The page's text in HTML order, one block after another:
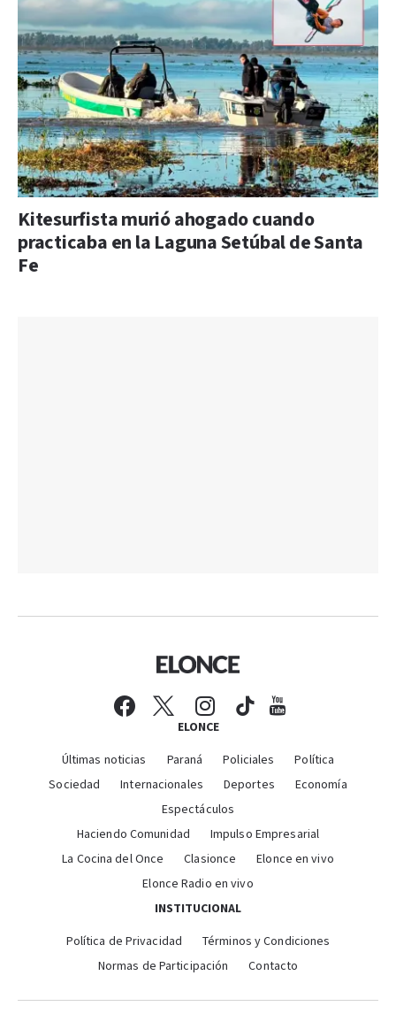
Kitesurfista murió ahogado cuando
practicaba en la Laguna Setúbal de Santa
Fe
ELONCE
Últimas noticias Paraná Policiales
Política
Sociedad
Internacionales Deportes
Economía
Espectáculos
Haciendo Comunidad
Impulso Empresarial
La Cocina del Once
Clasionce
Elonce en vivo
Elonce Radio en vivo
INSTITUCIONAL
Política de Privacidad
Términos y Condiciones
Normas de Participación
Contacto